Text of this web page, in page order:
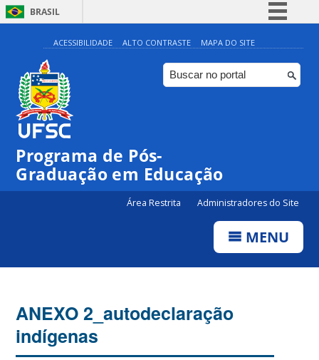
BRASIL
Simplifique!
Comunica BR
Participe
ACESSIBILIDADE ALTO CONTRASTE MAPA DO SITE
Programa de Pós-
Graduação em Educação
Área Restrita Administradores do Site
MENU
ANEXO 2_autodeclaração
indígenas